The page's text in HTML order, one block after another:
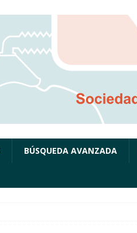
BÚSQUEDA AVANZADA